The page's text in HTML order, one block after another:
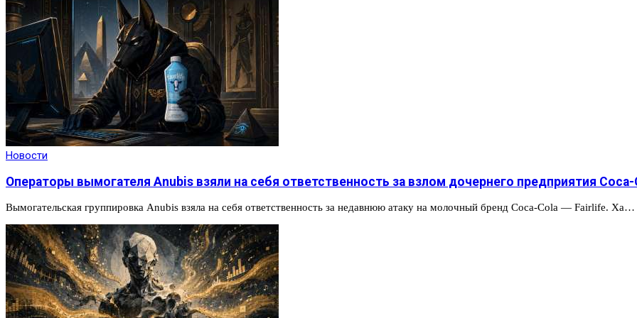
Новости
Операторы вымогателя Anubis взяли на себя ответственность за взлом дочернего предприятия Coca-
Вымогательская группировка Anubis взяла на себя ответственность за недавнюю атаку на молочный бренд Coca-Cola — Fairlife. Ха…